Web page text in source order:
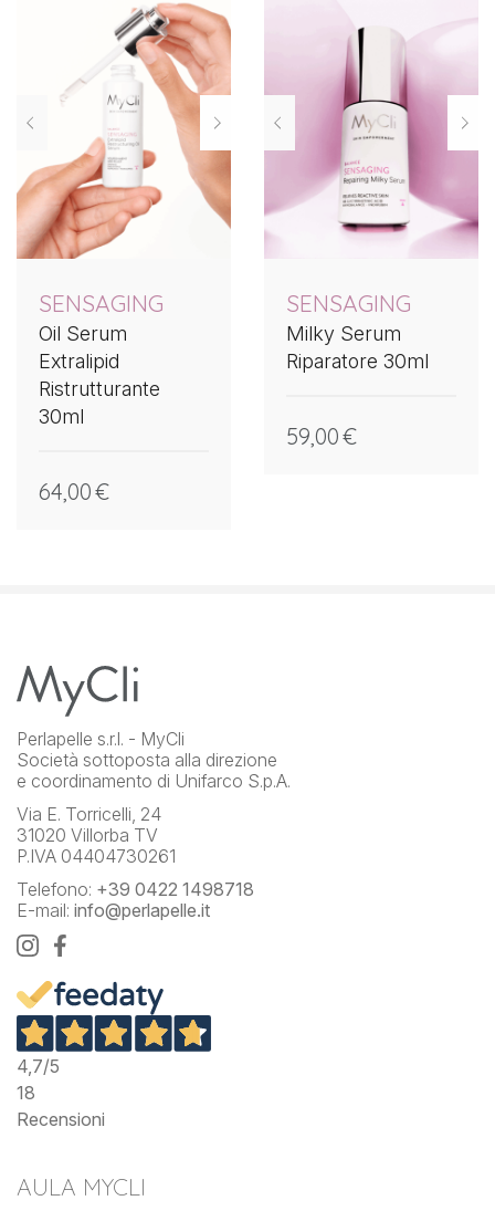
SENSAGING
Oil Serum
Extralipid
Ristrutturante
30ml
64,00€
SENSAGING
Milky Serum
Riparatore 30ml
59,00€
Perlapelle s.r.l. - MyCli
Società sottoposta alla direzione
e coordinamento di Unifarco S.p.A.
Via E. Torricelli, 24
31020 Villorba TV
P.IVA 04404730261
Telefono: +39 0422 1498718
E-mail: info@perlapelle.it
4,7/5
18
Recensioni
AULA MYCLI